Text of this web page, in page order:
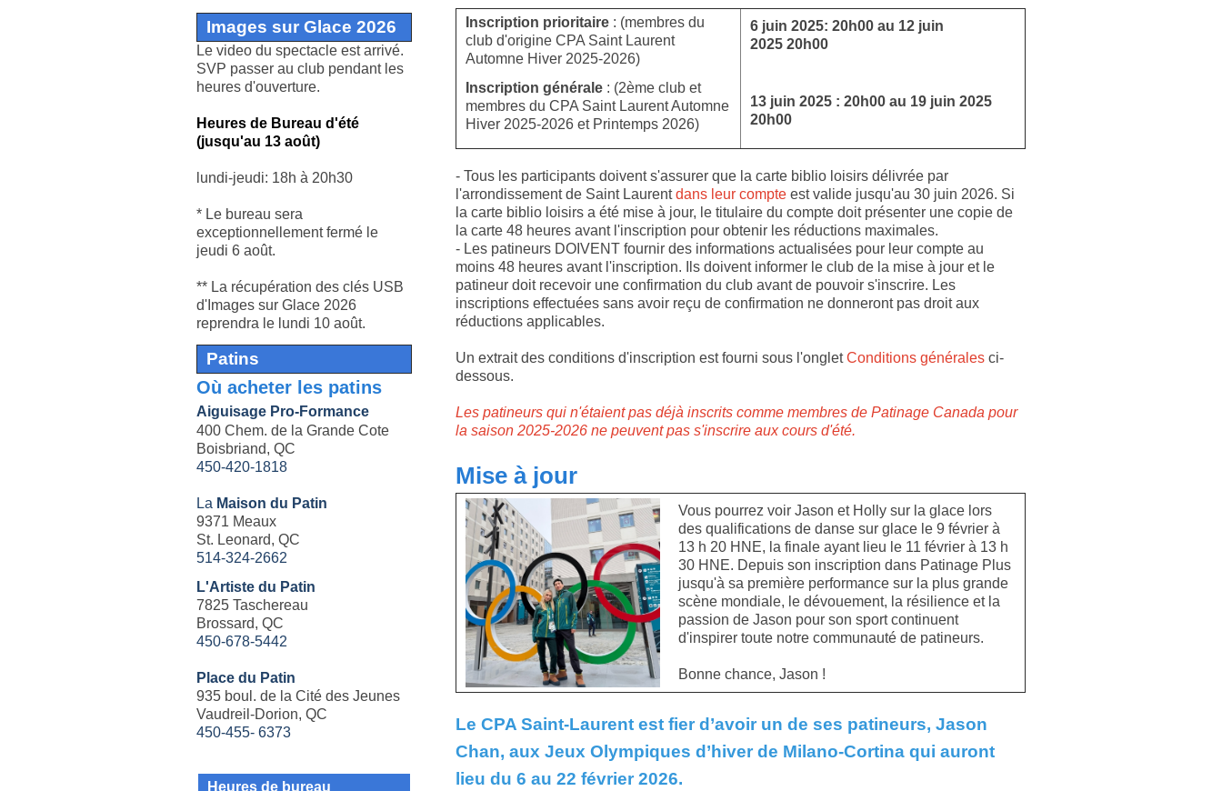
Images sur Glace 2026
Le video du spectacle est arrivé.
SVP passer au club pendant les
heures d'ouverture.
Heures de Bureau d'été
(jusqu'au 13 août)
lundi-jeudi: 18h à 20h30
* Le bureau sera
exceptionnellement fermé le
jeudi 6 août.
** La récupération des clés USB
d'Images sur Glace 2026
reprendra le lundi 10 août.
Patins
Où acheter les patins
Aiguisage Pro-Formance
400 Chem. de la Grande Cote
Boisbriand, QC
450-420-1818
La Maison du Patin
9371 Meaux
St. Leonard, QC
514-324-2662
L'Artiste du Patin
7825 Taschereau
Brossard, QC
450-678-5442
Place du Patin
935 boul. de la Cité des Jeunes
Vaudreil-Dorion, QC
450-455- 6373
Heures de bureau
Inscription prioritaire : (membres du
club d'origine CPA Saint Laurent
Automne Hiver 2025-2026)
Inscription générale : (2ème club et
membres du CPA Saint Laurent Automne
Hiver 2025-2026 et Printemps 2026)
6 juin 2025: 20h00 au 12 juin
2025 20h00
13 juin 2025 : 20h00 au 19 juin 2025
20h00
- Tous les participants doivent s'assurer que la carte biblio loisirs délivrée par
l'arrondissement de Saint Laurentdans leur compte est valide jusqu'au 30 juin 2026. Si
la carte biblio loisirs a été mise à jour, le titulaire du compte doit présenter une copie de
la carte 48 heures avant l'inscription pour obtenir les réductions maximales.
- Les patineurs DOIVENT fournir des informations actualisées pour leur compte au
moins 48 heures avant l'inscription. Ils doivent informer le club de la mise à jour et le
patineur doit recevoir une confirmation du club avant de pouvoir s'inscrire. Les
inscriptions effectuées sans avoir reçu de confirmation ne donneront pas droit aux
réductions applicables.
Un extrait des conditions d'inscription est fourni sous l'ongletConditions générales ci-
dessous.
Les patineurs qui n'étaient pas déjà inscrits comme membres de Patinage Canada pour
la saison 2025-2026 ne peuvent pas s'inscrire aux cours d'été.
Mise à jour
Vous pourrez voir Jason et Holly sur la glace lors
des qualifications de danse sur glace le 9 février à
13 h 20 HNE, la finale ayant lieu le 11 février à 13 h
30 HNE. Depuis son inscription dans Patinage Plus
jusqu'à sa première performance sur la plus grande
scène mondiale, le dévouement, la résilience et la
passion de Jason pour son sport continuent
d'inspirer toute notre communauté de patineurs.
Bonne chance, Jason !
Le CPA Saint-Laurent est fier d’avoir un de ses patineurs, Jason
Chan, aux Jeux Olympiques d’hiver de Milano-Cortina qui auront
lieu du 6 au 22 février 2026.